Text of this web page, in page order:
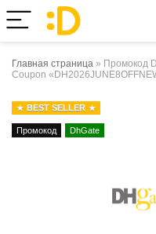
Главная страница » Промокод
Coupon
BEST SELLER
Промокод DhGate